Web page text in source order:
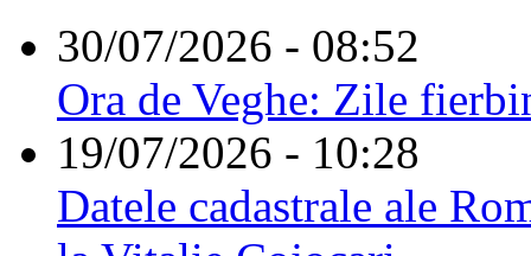
30/07/2026 - 08:52
Ora de Veghe: Zile
19/07/2026 - 10:28
Datele cadastrale ale